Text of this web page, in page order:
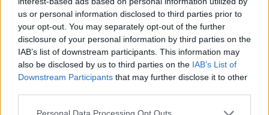
us or personal information disclosed to third parties prior to
your opt-out. You may separately opt-out of the further
disclosure of your personal information by third parties on the
IAB’s list of downstream participants. This information may
also be disclosed by us to third parties on the IAB’s List of
Downstream Participants that may further disclose it to other